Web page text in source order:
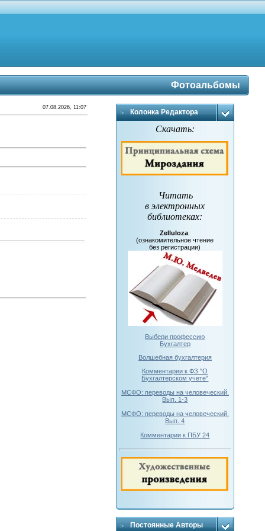
Фотоальбомы
07.08.2026, 11:07
Колонка Редактора
Скачать:
Читать
в электронных
библиотеках:
Zelluloza:
(ознакомительное чтение
без регистрации)
Выбери профессию
Бухгалтер
Волшебная бухгалтерия
Комментарии к ФЗ "О
Бухгалтерском учете"
МСФО: переводы на человеческий.
Вып. 1-3
МСФО: переводы на человеческий.
Вып. 4
Комментарии к ПБУ 24
Постоянные Авторы